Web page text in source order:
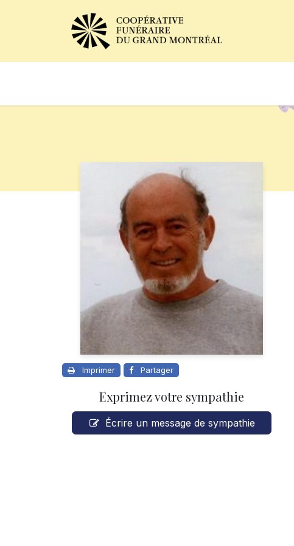
Imprimer Partager
Exprimez votre sympathie
Écrire un message de sympathie